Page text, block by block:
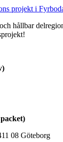
hållbar
08 Göteborg